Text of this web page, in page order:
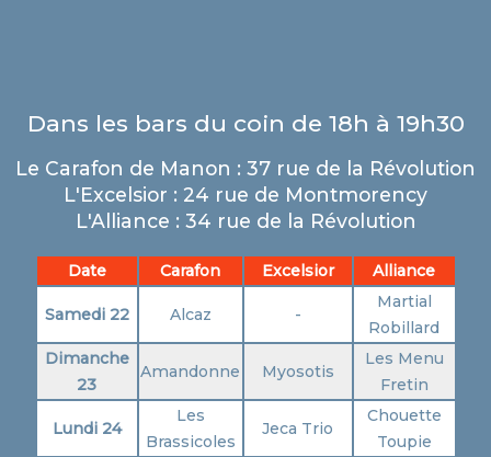
Dans les bars du coin de 18h à 19h30
Le Carafon de Manon : 37 rue de la Révolution
L'Excelsior : 24 rue de Montmorency
L'Alliance : 34 rue de la Révolution
Date Carafon Excelsior Alliance
Samedi 22 Alcaz -
Martial
Robillard
Dimanche
23
Amandonne Myosotis
Les Menu
Fretin
Lundi 24
Les
Brassicoles
Jeca Trio
Chouette
Toupie